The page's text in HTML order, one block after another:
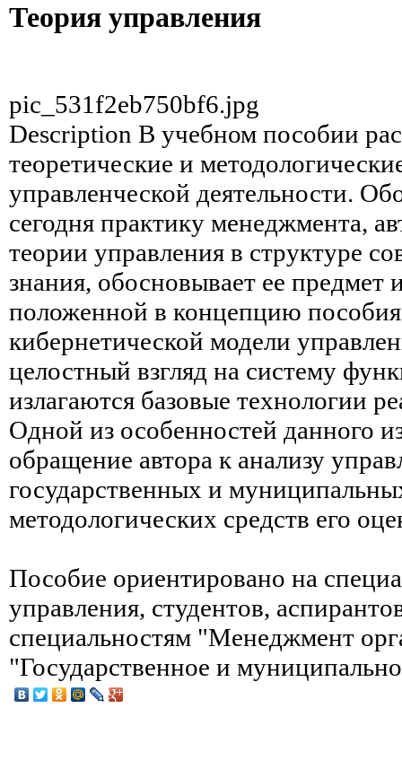
Теория управления
pic_531f2eb750bf6.jpg
Description В учебном пособии
теоретические и
управленческой деятельности.
сегодня практику менеджмента,
теории управления в структуре
знания, обосновывает ее предмет
положенной в концепцию
кибернетической модели
целостный взгляд на систему
излагаются базовые технологии
Одной из особенностей данного
обращение автора к анализу
государственных и
методологических средств его
Пособие ориентировано на
управления, студентов,
специальностям "Менеджмент
"Государственное и